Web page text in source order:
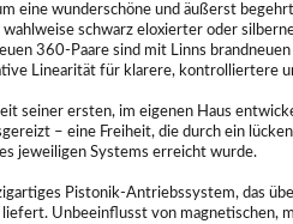
eine wunderschöne und äußerst
schwarz eloxierter oder
360-Paare sind mit Linns
Linearität für klarere, kontrolliertere
seiner ersten, im eigenen Haus
– eine Freiheit, die durch ein
jeweiligen Systems erreicht wurde.
Pistonik-Antriebssystem, das
Unbeeinflusst von magnetischen,